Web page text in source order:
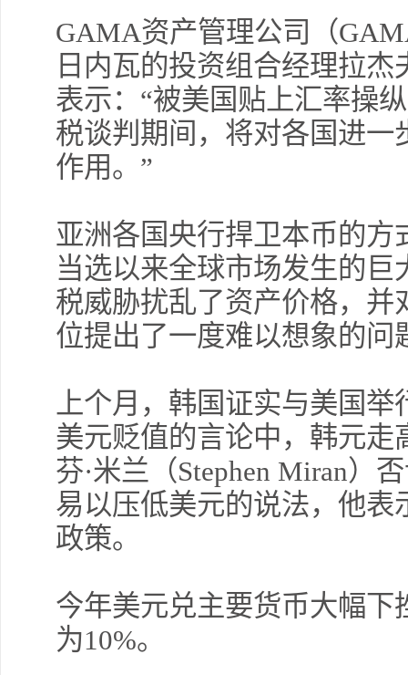
GAMA资产管理公司（
日内瓦的投资组合经理拉杰
表示：“被美国贴上汇率操
税谈判期间，将对各国进
作用。”
亚洲各国央行捍卫本币的
当选以来全球市场发生的
税威胁扰乱了资产价格，
位提出了一度难以想象的问
上个月，韩国证实与美国
美元贬值的言论中，韩元
芬·米兰（Stephen Miran）
易以压低美元的说法，他
政策。
今年美元兑主要货币大幅
为10%。